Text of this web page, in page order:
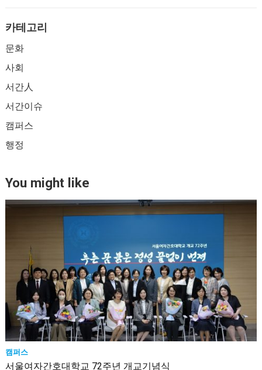
카테고리
문화
사회
서간人
서간이슈
캠퍼스
행정
You might like
캠퍼스
서울여자간호대학교 72주년 개교기념식